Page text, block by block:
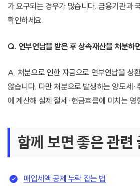
가 요구되는 경우가 많습니다. 금융기관과
확인하세요.
Q. 연부연납을 받은 후 상속재산을 처분하
A. 처분으로 인한 자금으로 연부연납을 상
않습니다. 다만 처분으로 발생하는 양도세·
에 계산해 실제 절세·현금흐름에 미치는 영
함께 보면 좋은 관련
매입세액 공제 누락 잡는 법